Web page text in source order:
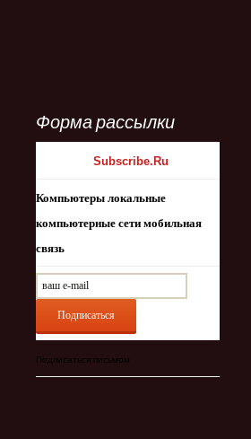
Форма рассылки
Subscribe.Ru
Компьютеры локальные
компьютерные сети мобильная
связь
Подписаться письмом